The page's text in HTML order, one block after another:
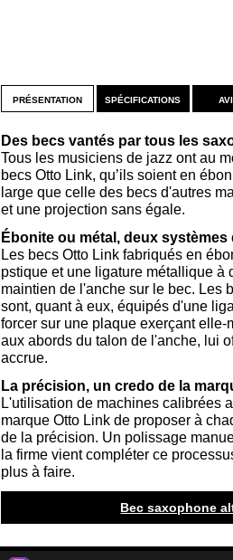
présentation
Des becs vantés par tous les
Tous les musiciens de jazz ont au
becs Otto Link, qu’ils soient en
large que celle des becs d'autres
et une projection sans égale.
Ébonite ou métal, deux
Les becs Otto Link fabriqués en
pstique et une ligature métallique à
maintien de l'anche sur le bec. Les
sont, quant à eux, équipés d'une
forcer sur une plaque exerçant
aux abords du talon de l'anche, lui
accrue.
La précision, un credo de la
L'utilisation de machines calibrées
marque Otto Link de proposer à
de la précision. Un polissage
la firme vient compléter ce
plus à faire.
spécifications
Bec saxophone